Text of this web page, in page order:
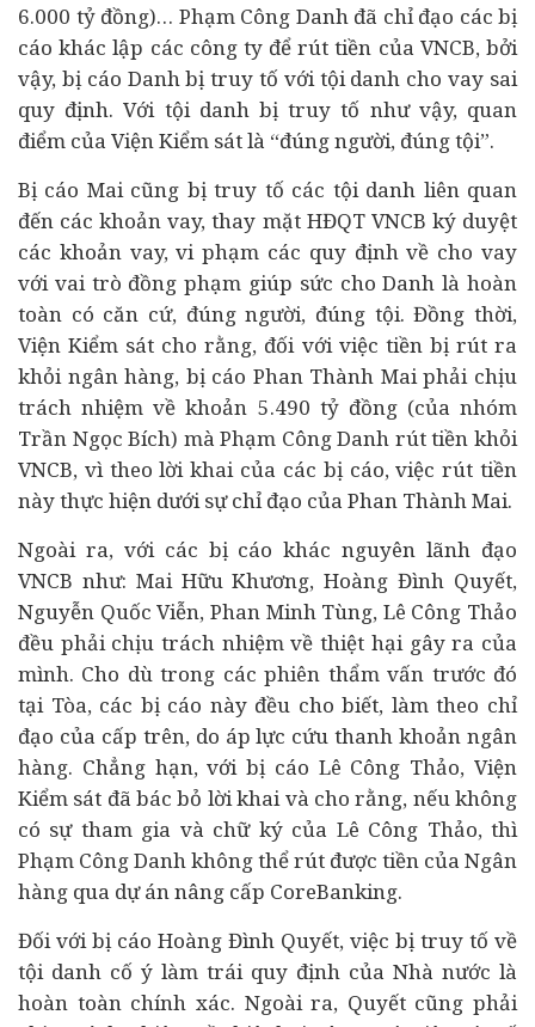
6.000 tỷ đồng)… Phạm Công Danh đã chỉ đạo các bị
cáo khác lập các công ty để rút tiền của VNCB, bởi
vậy, bị cáo Danh bị truy tố với tội danh cho vay sai
quy định. Với tội danh bị truy tố như vậy, quan
điểm của Viện Kiểm sát là “đúng người, đúng tội”.
Bị cáo Mai cũng bị truy tố các tội danh liên quan
đến các khoản vay, thay mặt HĐQT VNCB ký duyệt
các khoản vay, vi phạm các quy định về cho vay
với vai trò đồng phạm giúp sức cho Danh là hoàn
toàn có căn cứ, đúng người, đúng tội. Đồng thời,
Viện Kiểm sát cho rằng, đối với việc tiền bị rút ra
khỏi ngân hàng, bị cáo Phan Thành Mai phải chịu
trách nhiệm về khoản 5.490 tỷ đồng (của nhóm
Trần Ngọc Bích) mà Phạm Công Danh rút tiền khỏi
VNCB, vì theo lời khai của các bị cáo, việc rút tiền
này thực hiện dưới sự chỉ đạo của Phan Thành Mai.
Ngoài ra, với các bị cáo khác nguyên lãnh đạo
VNCB như: Mai Hữu Khương, Hoàng Đình Quyết,
Nguyễn Quốc Viễn, Phan Minh Tùng, Lê Công Thảo
đều phải chịu trách nhiệm về thiệt hại gây ra của
mình. Cho dù trong các phiên thẩm vấn trước đó
tại Tòa, các bị cáo này đều cho biết, làm theo chỉ
đạo của cấp trên, do áp lực cứu thanh khoản ngân
hàng. Chẳng hạn, với bị cáo Lê Công Thảo, Viện
Kiểm sát đã bác bỏ lời khai và cho rằng, nếu không
có sự tham gia và chữ ký của Lê Công Thảo, thì
Phạm Công Danh không thể rút được tiền của Ngân
hàng qua dự ánnâng cấp CoreBanking.
Đối với bị cáo Hoàng Đình Quyết, việc bị truy tố về
tội danh cố ý làm trái quy định của Nhà nước là
hoàn toàn chính xác. Ngoài ra, Quyết cũng phải